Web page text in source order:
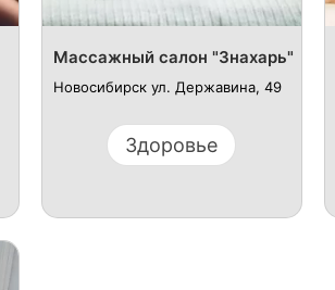
Массажный салон "Знахарь"
Новосибирск ул.​ Державина, 49
Здоровье